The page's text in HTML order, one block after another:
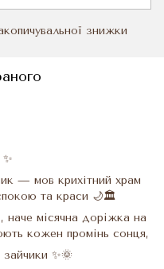
знижки
✨
— мов крихітний храм
та краси 🌙🏛️
наче місячна доріжка на
кожен промінь сонця,
✨🌞